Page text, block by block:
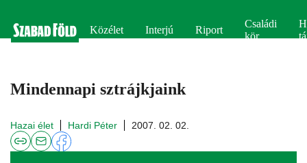
Közélet Interjú Riport
Családi
kör
Mindennapi sztrájkjaink
Hazai élet Hardi Péter 2007. 02. 02.